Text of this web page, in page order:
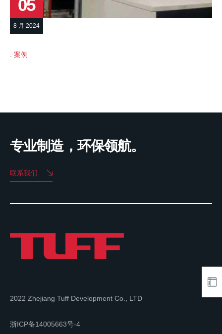
05
8 月 2024
案例
专业制造，环保领航。
联系我们
2022 Zhejiang Tuff Development Co., LTD
浙ICP备14005663号-4